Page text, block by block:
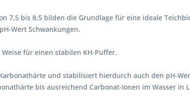
7,5 bis 8,5 bilden die Grundlage für eine ideale
Wert Schwankungen.
für einen stabilen KH-Puffer.
und stabilisiert hierdurch auch den pH-
bis ausreichend Carbonat-Ionen im Wasser in